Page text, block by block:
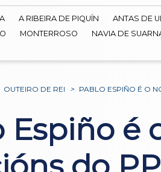
A RIBEIRA DE PIQUÍN ANTAS DE
MONTERROSO NAVIA DE
OUTEIRO DE REI > PABLO ESPIÑO É O
Espiño é